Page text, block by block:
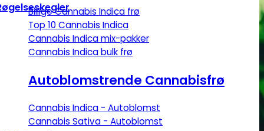
Billige Cannabis Indica frø
Top 10 Cannabis Indica
Cannabis Indica mix-pakker
Cannabis Indica bulk frø
Autoblomstrende Cannabisfrø
Cannabis Indica - Autoblomst
Cannabis Sativa - Autoblomst